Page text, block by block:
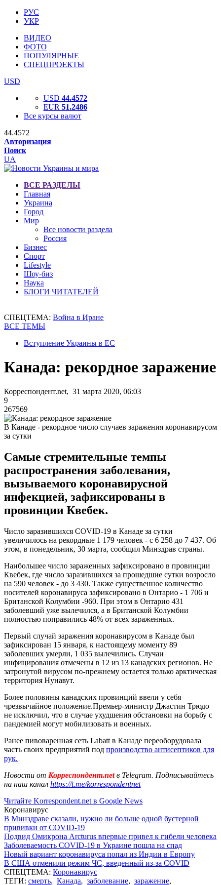
РУС
УКР
ВИДЕО
ФОТО
ПОПУЛЯРНЫЕ
СПЕЦПРОЕКТЫ
USD
USD 44.4572
EUR 51.2486
Все курсы валют
44.4572
Авторизация
Поиск
UA
ВСЕ РАЗДЕЛЫ
Главная
Украина
Город
Мир
Все новости раздела
Россия
Бизнес
Спорт
Lifestyle
Шоу-биз
Наука
БЛОГИ ЧИТАТЕЛЕЙ
СПЕЦТЕМА: Война в Иране
ВСЕ ТЕМЫ
Вступление Украины в ЕС
Канада: рекордное заражение
Корреспондент.net, 31 марта 2020, 06:03
9
267569
В Канаде - рекордное число случаев заражения коронавирусом
за сутки
Самые стремительные темпы
распространения заболевания,
вызываемого коронавирусной
инфекцией, зафиксированы в
провинции Квебек.
Число заразившихся COVID-19 в Канаде за сутки
увеличилось на рекордные 1 179 человек - с 6 258 до 7 437. Об
этом, в понедельник, 30 марта, сообщил Минздрав страны.
Наибольшее число зараженных зафиксировано в провинции
Квебек, где число заразившихся за прошедшие сутки возросло
на 590 человек - до 3 430. Также существенное количество
носителей коронавируса зафиксировано в Онтарио - 1 706 и
Британской Колумбии -960. При этом в Онтарио 431
заболевший уже вылечился, а в Британской Колумбии
полностью поправились 48% от всех зараженных.
Первый случай заражения коронавирусом в Канаде был
зафиксирован 15 января, к настоящему моменту 89
заболевших умерли, 1 035 вылечились. Случаи
инфицирования отмечены в 12 из 13 канадских регионов. Не
затронутой вирусом по-прежнему остается только арктическая
территория Нунавут.
Более половины канадских провинций ввели у себя
чрезвычайное положение.Премьер-министр Джастин Трюдо
не исключил, что в случае ухудшения обстановки на борьбу с
пандемией могут мобилизовать и военных.
Ранее пивоваренная сеть Labatt в Канаде переоборудовала
часть своих предприятий под производство антисептиков для
рук.
Новости от Корреспондент.netв Telegram. Подписывайтесь
на наш канал https://t.me/korrespondentnet
Читайте Korrespondent.net в Google News
Коронавирус
В Минздраве сказали, нужно ли больше одной бустерной
прививки от COVID-19
Подвид Омикрона Arcturus впервые привел к гибели человека
Заболеваемость COVID-19 в Украине пошла на спад
Новый вариант коронавируса попал из Индии в Европу
В США отменили режим ЧС, введенный из-за COVID
СПЕЦТЕМА: Коронавирус
ТЕГИ: смерть, Канада, заболевание, заражение,